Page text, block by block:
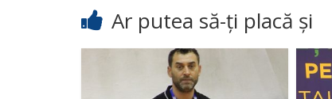
Ar putea să-ți placă și